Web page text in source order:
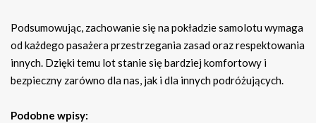
Podsumowując, zachowanie się na pokładzie samolotu wymaga
od każdego pasażera przestrzegania zasad oraz respektowania
innych. Dzięki temu lot stanie się bardziej komfortowy i
bezpieczny zarówno dla nas, jak i dla innych podróżujących.
Podobne wpisy: